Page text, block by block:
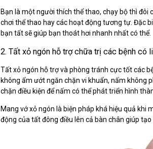
Bạn là một người thích thể thao, chạy bộ thì
chơi thể thao hay các hoạt động tương tự. Đặc
bạn tất sẽ giúp bạn thoát hơi nhanh nhất có thể.
2. Tất xỏ ngón hỗ trợ chữa trị các bệnh có
Tất xỏ ngón hỗ trợ và phòng tránh cực tốt các
không ẩm ướt ngăn chặn vi khuẩn, nấm không
chặn điều kiện để nấm có thể phát triển hình
Mang vớ xỏ ngón là biện pháp khá hiệu quả khi
động của tất đông điều lên cả bàn chân giúp